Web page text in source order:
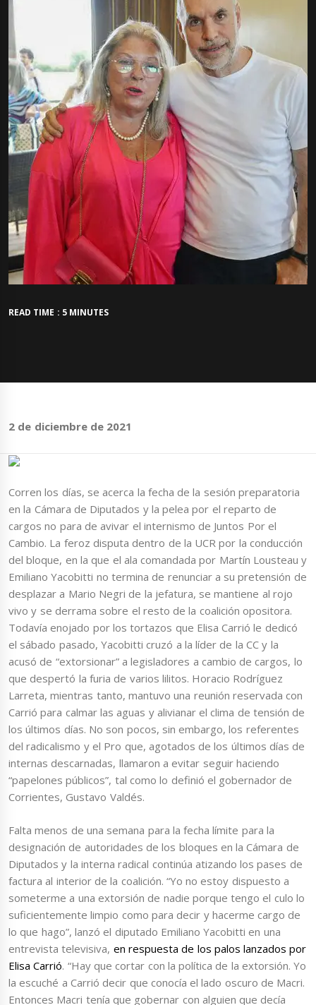
READ TIME : 5 MINUTES
2 de diciembre de 2021
Corren los días, se acerca la fecha de la sesión preparatoria
en la Cámara de Diputados y la pelea por el reparto de
cargos no para de avivar el internismo de Juntos Por el
Cambio. La feroz disputa dentro de la UCR por la conducción
del bloque, en la que el ala comandada por Martín Lousteau y
Emiliano Yacobitti no termina de renunciar a su pretensión de
desplazar a Mario Negri de la jefatura, se mantiene al rojo
vivo y se derrama sobre el resto de la coalición opositora.
Todavía enojado por los tortazos que Elisa Carrió le dedicó
el sábado pasado, Yacobitti cruzó a la líder de la CC y la
acusó de “extorsionar” a legisladores a cambio de cargos, lo
que despertó la furia de varios lilitos. Horacio Rodríguez
Larreta, mientras tanto, mantuvo una reunión reservada con
Carrió para calmar las aguas y alivianar el clima de tensión de
los últimos días. No son pocos, sin embargo, los referentes
del radicalismo y el Pro que, agotados de los últimos días de
internas descarnadas, llamaron a evitar seguir haciendo
“papelones públicos”, tal como lo definió el gobernador de
Corrientes, Gustavo Valdés.
Falta menos de una semana para la fecha límite para la
designación de autoridades de los bloques en la Cámara de
Diputados y la interna radical continúa atizando los pases de
factura al interior de la coalición. “Yo no estoy dispuesto a
someterme a una extorsión de nadie porque tengo el culo lo
suficientemente limpio como para decir y hacerme cargo de
lo que hago”, lanzó el diputado Emiliano Yacobitti en una
entrevista televisiva, en respuesta de los palos lanzados por
Elisa Carrió. “Hay que cortar con la política de la extorsión. Yo
la escuché a Carrió decir que conocía el lado oscuro de Macri.
Entonces Macri tenía que gobernar con alguien que decía